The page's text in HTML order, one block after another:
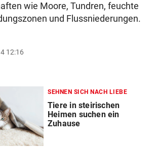
wie Moore, Tundren, feuchte
und Flussniederungen.
12:16
SEHNEN SICH NACH LIEBE
Tiere in steirischen
Heimen suchen ein
Zuhause